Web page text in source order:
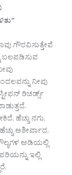
ಗೌರವಿಸುತ್ತೇವೆ
ಬಲಪಡಿಸುವ
ನೀವು
ರಿಚರ್ಡ್ಸ್
ಹೆಚ್ಚು ನಗು,
ಆಶೀರ್ವಾದ,
ಅಡಿಯಲ್ಲಿ
ಇಲ್ಲಿ